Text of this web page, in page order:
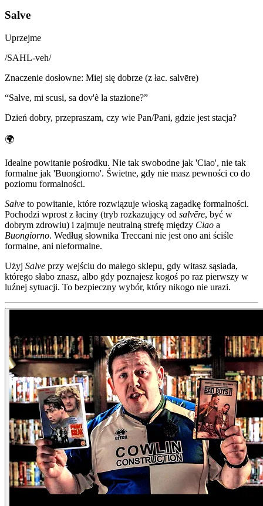
Salve
Uprzejme
/SAHL-veh/
Znaczenie dosłowne: Miej się dobrze (z łac. salvēre)
“Salve, mi scusi, sa dov'è la stazione?”
Dzień dobry, przepraszam, czy wie Pan/Pani, gdzie jest stacja?
🌍
Idealne powitanie pośrodku. Nie tak swobodne jak 'Ciao', nie tak
formalne jak 'Buongiorno'. Świetne, gdy nie masz pewności co do
poziomu formalności.
Salve to powitanie, które rozwiązuje włoską zagadkę formalności.
Pochodzi wprost z łaciny (tryb rozkazujący od salvēre, być w
dobrym zdrowiu) i zajmuje neutralną strefę między Ciao a
Buongiorno. Według słownika Treccani nie jest ono ani ściśle
formalne, ani nieformalne.
Użyj Salve przy wejściu do małego sklepu, gdy witasz sąsiada,
którego słabo znasz, albo gdy poznajesz kogoś po raz pierwszy w
luźnej sytuacji. To bezpieczny wybór, który nikogo nie urazi.